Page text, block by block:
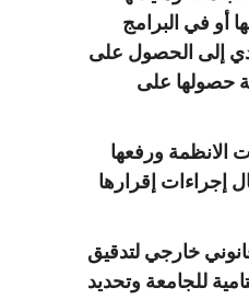
أو في البرامج
إلى الحصول على
حصولها على
ورفعها
إجراءات إقرارها
خارجي لتدقيق
للجامعة وتحديد